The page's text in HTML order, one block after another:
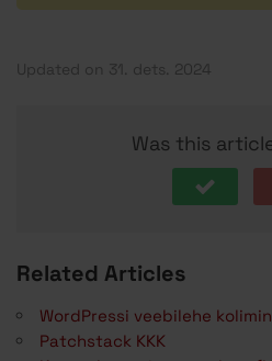
Updated on 31. dets. 2024
Was this
Related Articles
WordPressi veebilehe
Patchstack KKK